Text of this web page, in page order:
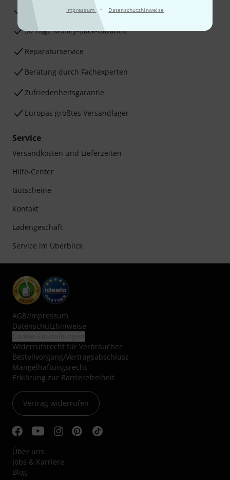
Impressum · Datenschutzhinweise
3 Jahre Thomann Garantie
30 Tage Money-Back-Garantie
Reparaturservice
Beratung durch Fachexperten
Zufriedenheitsgarantie
Europas größtes Versandlager
Service
Versandkosten und Lieferzeiten
Hilfe-Center
Gutscheine
Kontakt
Ladengeschäft
Service im Überblick
AGB/Impressum
Datenschutzhinweise
Widerrufsrecht für Verbraucher
Bestellvorgang/Vertragsabschluss
Mängelhaftungsrecht
Erklärung zur Barrierefreiheit
Vertrag widerrufen
Über uns
Jobs & Karriere
Blog